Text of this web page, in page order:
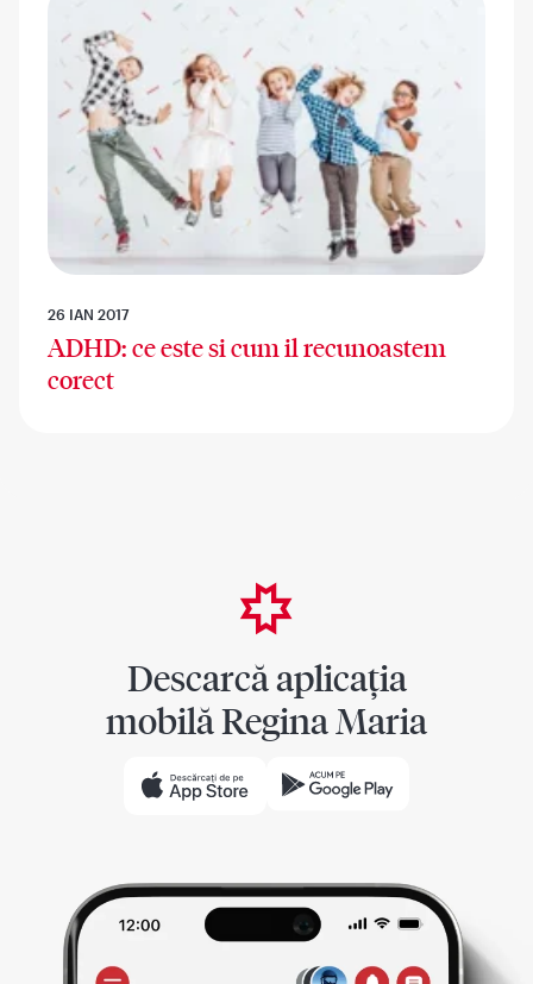
26 IAN 2017
ADHD: ce este si cum il recunoastem
corect
Descarcă aplicația
mobilă Regina Maria